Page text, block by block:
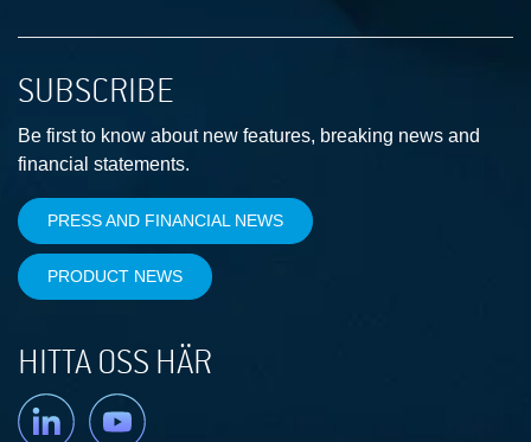
SUBSCRIBE
Be first to know about new features, breaking news and
financial statements.
PRESS AND FINANCIAL NEWS
PRODUCT NEWS
HITTA OSS HÄR
Linkedin YouTube